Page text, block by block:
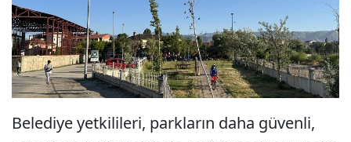
Belediye yetkilileri, parkların daha güvenli,